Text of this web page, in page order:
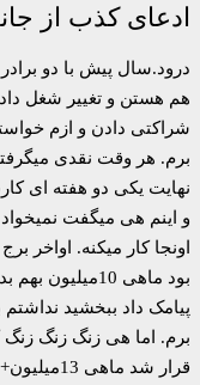
ادعای کذب از
درود.سال پیش با دو
هم هستن و تغییر شغل
شراکتی دادن و ازم
برم. هر وقت نقدی
نهایت یکی دو هفته ای
و اینم هی میگفت
پیامک داد ببخشید
برم. اما هی زنگ زنگ
قرار شد